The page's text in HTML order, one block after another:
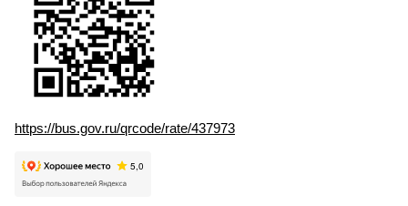
https://bus.gov.ru/qrcode/rate/437973